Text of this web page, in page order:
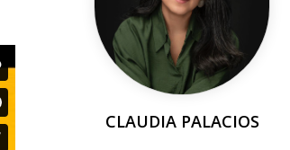
CLAUDIA PALACIOS